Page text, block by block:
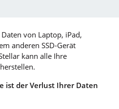
von Laptop, iPad,
anderen SSD-Gerät
kann alle Ihre
ist der Verlust Ihrer Daten